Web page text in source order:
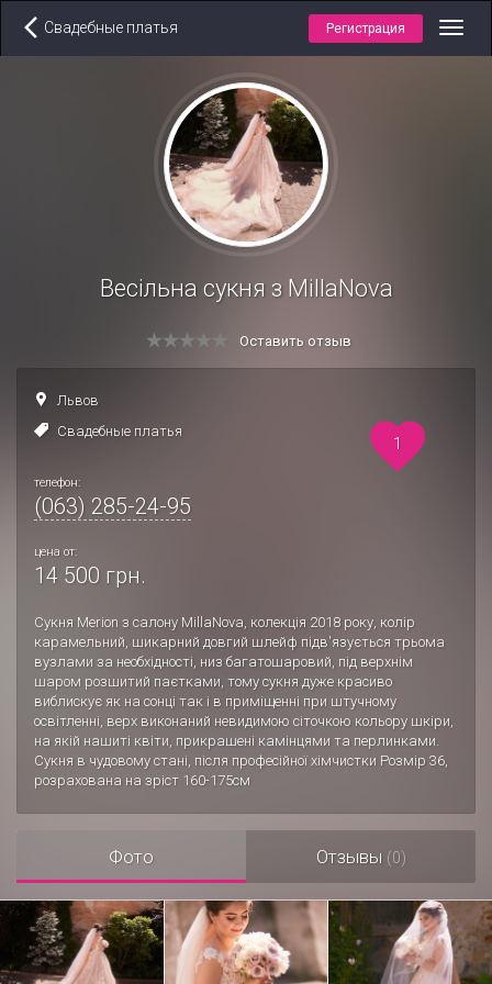
Свадебные платья Регистрация
Весільна сукня з MillaNova
Оставить отзыв
Львов
Свадебные платья
телефон:
(063) 285-24-95
цена от:
14 500 грн.
Сукня Merion з салону MillaNova, колекція 2018 року, колір
карамельний, шикарний довгий шлейф підв'язується трьома
вузлами за необхідності, низ багатошаровий, під верхнім
шаром розшитий паєтками, тому сукня дуже красиво
виблискує як на сонці так і в приміщенні при штучному
освітленні, верх виконаний невидимою сіточкою кольору шкіри,
на якій нашиті квіти, прикрашені камінцями та перлинками.
Сукня в чудовому стані, після професійної хімчистки Розмір 36,
розрахована на зріст 160-175см
1
Фото Отзывы (0)